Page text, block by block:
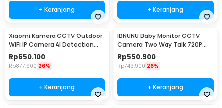
+ Keranjang + Keranjang
Xiaomi Kamera CCTV Outdoor
WiFi IP Camera AI Detection
IP66 4MP 2.5K - CW300
Rp650.100
Rp877.900 26%
+ Keranjang
IBNUNU Baby Monitor CCTV
Camera Two Way Talk 720P
2000 mAh - ABM600
Rp550.900
Rp743.900 26%
+ Keranjang